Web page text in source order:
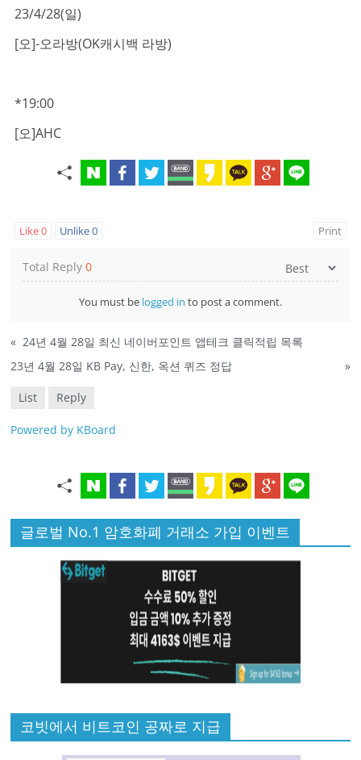
23/4/28(일)
[오]-오라방(OK캐시백 라방)
*19:00
[오]AHC
Like0 Unlike0 Print
Total Reply0
You must be logged in to post a comment.
« 24년 4월 28일 최신 네이버포인트 앱테크 클릭적립 목록
23년 4월 28일 KB Pay, 신한, 옥션 퀴즈 정답
»
List Reply
Powered by KBoard
글로벌 No.1 암호화폐 거래소 가입 이벤트
코빗에서 비트코인 공짜로 지급